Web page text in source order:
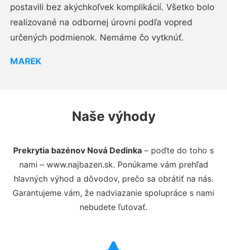
postavili bez akýchkoľvek komplikácií. Všetko bolo
realizované na odbornej úrovni podľa vopred
určených podmienok. Nemáme čo vytknúť.
MAREK
Naše výhody
Prekrytia bazénov Nová Dedinka – poďte do toho s
nami – www.najbazen.sk. Ponúkame vám prehľad
hlavných výhod a dôvodov, prečo sa obrátiť na nás.
Garantujeme vám, že nadviazanie spolupráce s nami
nebudete ľutovať.